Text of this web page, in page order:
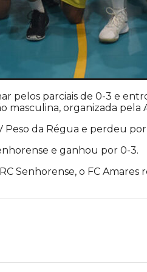
pelos parciais de 0-3 e
masculina, organizada pela
Peso da Régua e perdeu por
e ganhou por 0-3.
Senhorense, o FC Amares